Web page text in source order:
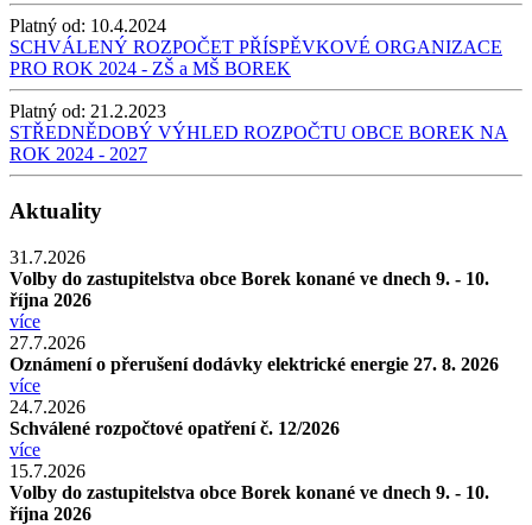
Platný od: 10.4.2024
SCHVÁLENÝ ROZPOČET PŘÍSPĚVKOVÉ ORGANIZACE
PRO ROK 2024 - ZŠ a MŠ BOREK
Platný od: 21.2.2023
STŘEDNĚDOBÝ VÝHLED ROZPOČTU OBCE BOREK NA
ROK 2024 - 2027
Aktuality
31.7.2026
Volby do zastupitelstva obce Borek konané ve dnech 9. - 10.
října 2026
více
27.7.2026
Oznámení o přerušení dodávky elektrické energie 27. 8. 2026
více
24.7.2026
Schválené rozpočtové opatření č. 12/2026
více
15.7.2026
Volby do zastupitelstva obce Borek konané ve dnech 9. - 10.
října 2026